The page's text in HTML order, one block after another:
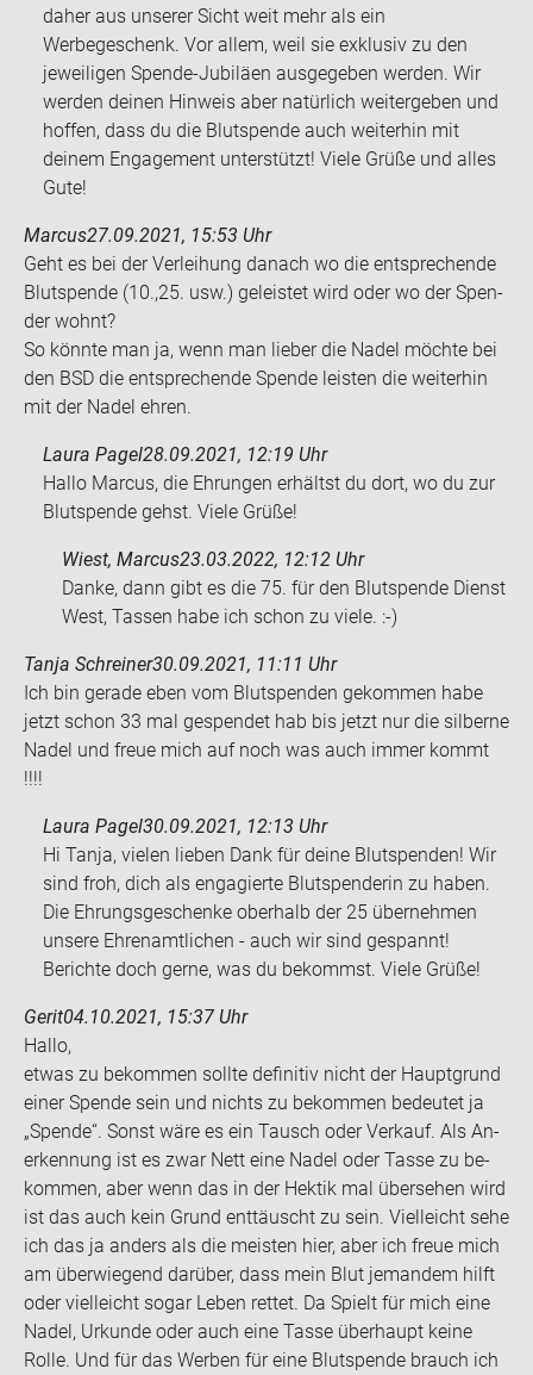
daher aus unserer Sicht weit mehr als ein
Werbegeschenk. Vor allem, weil sie exklusiv zu den
jeweiligen Spende-Jubiläen ausgegeben werden. Wir
werden deinen Hinweis aber natürlich weitergeben und
hoffen, dass du die Blutspende auch weiterhin mit
deinem Engagement unterstützt! Viele Grüße und alles
Gute!
Marcus27.09.2021, 15:53 Uhr
Geht es bei der Ver­lei­hung da­nach wo die ent­spre­chen­de
Blut­spen­de (10.,25. usw.) ge­leis­tet wird oder wo der Spen­
der wohnt?
So könn­te man ja, wenn man lie­ber die Nadel möch­te bei
den BSD die ent­spre­chen­de Spen­de leis­ten die wei­ter­hin
mit der Nadel ehren.
Laura Pagel28.09.2021, 12:19 Uhr
Hallo Marcus, die Ehrungen erhältst du dort, wo du zur
Blutspende gehst. Viele Grüße!
Wiest, Marcus23.03.2022, 12:12 Uhr
Danke, dann gibt es die 75. für den Blut­spen­de Dienst
West, Tas­sen habe ich schon zu viele. :-)
Tanja Schreiner30.09.2021, 11:11 Uhr
Ich bin ge­ra­de eben vom Blut­spen­den ge­kom­men habe
jetzt schon 33 mal ge­spen­det hab bis jetzt nur die sil­ber­ne
Nadel und freue mich auf noch was auch immer kommt
!!!!
Laura Pagel30.09.2021, 12:13 Uhr
Hi Tanja, vielen lieben Dank für deine Blutspenden! Wir
sind froh, dich als engagierte Blutspenderin zu haben.
Die Ehrungsgeschenke oberhalb der 25 übernehmen
unsere Ehrenamtlichen - auch wir sind gespannt!
Berichte doch gerne, was du bekommst. Viele Grüße!
Gerit04.10.2021, 15:37 Uhr
Hallo,
etwas zu be­kom­men soll­te de­fi­ni­tiv nicht der Haupt­grund
einer Spen­de sein und nichts zu be­kom­men be­deu­tet ja
„Spen­de“. Sonst wäre es ein Tausch oder Ver­kauf. Als An­
er­ken­nung ist es zwar Nett eine Nadel oder Tasse zu be­
kom­men, aber wenn das in der Hek­tik mal über­se­hen wird
ist das auch kein Grund ent­täuscht zu sein. Viel­leicht sehe
ich das ja an­ders als die meis­ten hier, aber ich freue mich
am über­wie­gend dar­über, dass mein Blut je­man­dem hilft
oder viel­leicht sogar Leben ret­tet. Da Spielt für mich eine
Nadel, Ur­kun­de oder auch eine Tasse über­haupt keine
Rolle. Und für das Wer­ben für eine Blut­spen­de brauch ich